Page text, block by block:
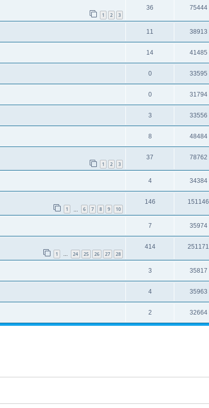
1 2 3
36 75444
11 38913
14 41485
0 33595
0 31794
3 33556
8 48484
1 2 3
37 78762
4 34384
1 6 7 8 9 10
146 151146
7 35974
1 … 24 25 26 27 28
414 251171
3 35817
4 35963
2 32664